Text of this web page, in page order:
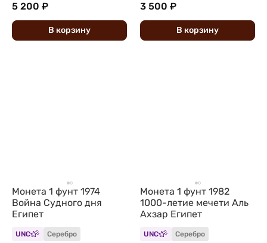
5 200 ₽
В корзину
3 500 ₽
В корзину
Монета 1 фунт 1974
Война Судного дня
Египет
UNC Серебро
Монета 1 фунт 1982
1000-летие мечети Аль
Ахзар Египет
UNC Серебро